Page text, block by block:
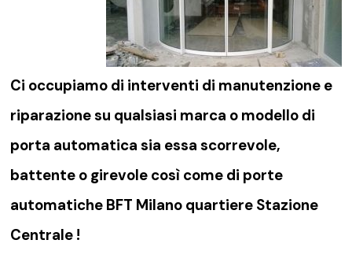
Ci occupiamo di interventi di manutenzione e
riparazione su qualsiasi marca o modello di
porta automatica sia essa scorrevole,
battente o girevole così come di porte
automatiche BFT Milano quartiere Stazione
Centrale !